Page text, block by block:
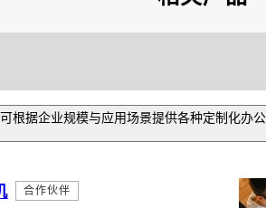
根据企业规模与应用场景提供各种定制化办
合作伙伴